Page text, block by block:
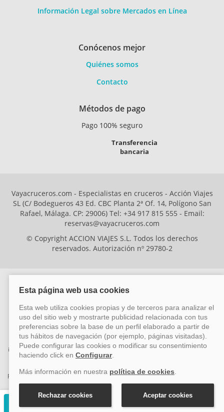
Información Legal sobre Mercados en Línea
Conócenos mejor
Quiénes somos
Contacto
Métodos de pago
Pago 100% seguro
Transferencia
bancaria
Vayacruceros.com - Especialistas en cruceros - Acción Viajes
SL (C/ Bodegueros 43 Ed. CBC Planta 2ª Of. 14, Polígono San
Rafael, Málaga. CP: 29006) Tel: +34 917 815 555 - Email:
reservas@vayacruceros.com
© Copyright ACCION VIAJES S.L. Todos los derechos
reservados. Autorización nº 29780-2
ACCION VIAJES SL ha sido beneficiaria del Fondo Europeo de Desarrollo
Regional (FEDER), cuyo objetivo es mejorar la competitividad de las pymes
mediante el impulso de la innovación, el desarrollo tecnológico, la
investigación de calidad y el uso seguro y fiable del ciberespacio. Gracias a
esta financiación, la empresa ha puesto en marcha un Plan de Acción
promoviendo la innovación y la ciberseguridad. Para ello, ha contado con el
apoyo de los programas Pyme Innova y Pyme Cibersegura de la Cámara
de Comercio de Málaga. #EuropaSeSiente